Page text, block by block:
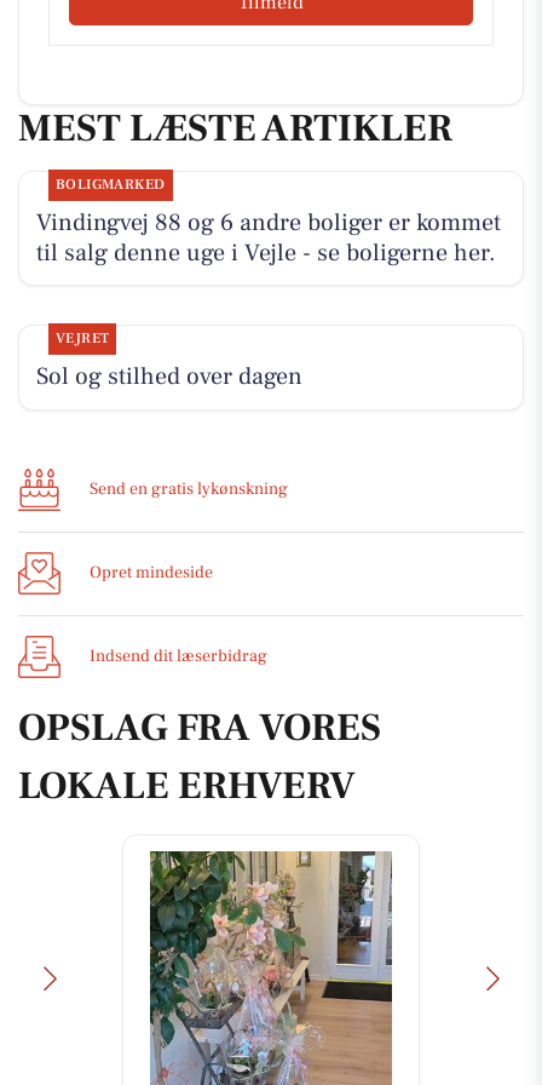
MEST LÆSTE ARTIKLER
BOLIGMARKED
Vindingvej 88 og 6 andre boliger er kommet
til salg denne uge i Vejle - se boligerne her.
VEJRET
Sol og stilhed over dagen
Send en gratis lykønskning
Opret mindeside
Indsend dit læserbidrag
OPSLAG FRA VORES
LOKALE ERHVERV